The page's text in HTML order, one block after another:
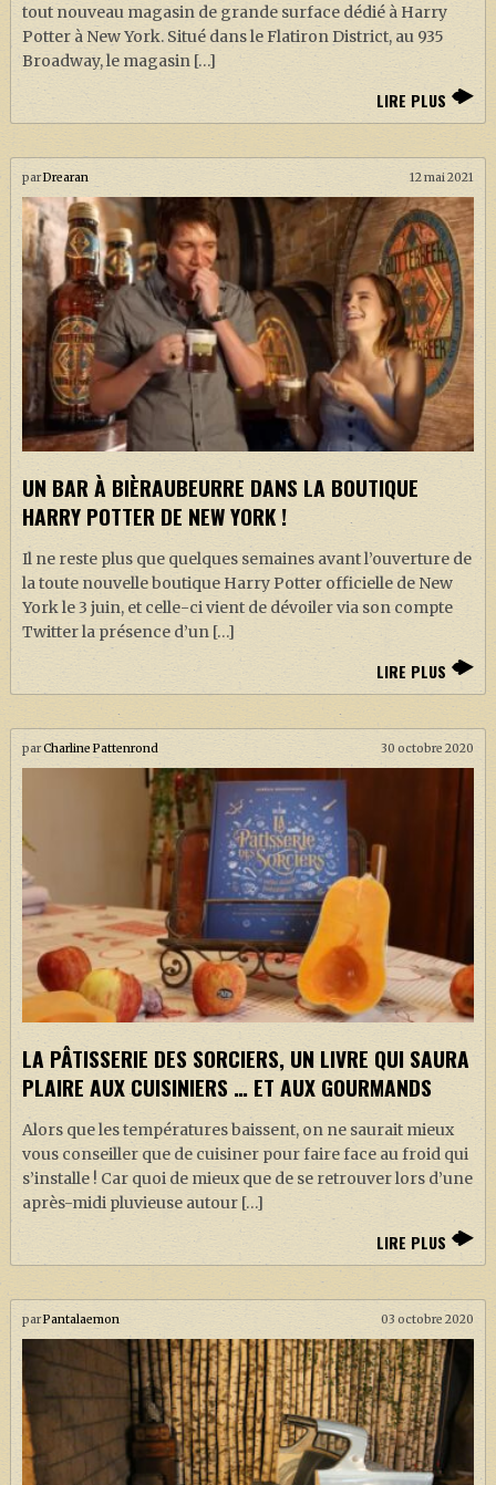
tout nouveau magasin de grande surface dédié à Harry
Potter à New York. Situé dans le Flatiron District, au 935
Broadway, le magasin […]
LIRE PLUS
parDrearan 12 mai 2021
UN BAR À BIÈRAUBEURRE DANS LA BOUTIQUE
HARRY POTTER DE NEW YORK !
Il ne reste plus que quelques semaines avant l’ouverture de
la toute nouvelle boutique Harry Potter officielle de New
York le 3 juin, et celle-ci vient de dévoiler via son compte
Twitter la présence d’un […]
LIRE PLUS
parCharline Pattenrond 30 octobre 2020
LA PÂTISSERIE DES SORCIERS, UN LIVRE QUI SAURA
PLAIRE AUX CUISINIERS … ET AUX GOURMANDS
Alors que les températures baissent, on ne saurait mieux
vous conseiller que de cuisiner pour faire face au froid qui
s’installe ! Car quoi de mieux que de se retrouver lors d’une
après-midi pluvieuse autour […]
LIRE PLUS
parPantalaemon 03 octobre 2020